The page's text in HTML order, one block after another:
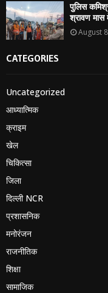
पुलिस
श्रावण मास
August
CATEGORIES
Uncategorized
आध्यात्मिक
क्राइम
खेल
चिकित्सा
जिला
दिल्ली NCR
प्रशासनिक
मनोरंजन
राजनीतिक
शिक्षा
सामाजिक